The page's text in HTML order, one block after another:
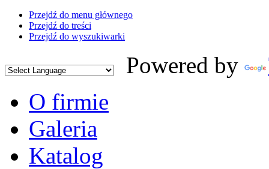
Przejdź do menu głównego
Przejdź do treści
Przejdź do wyszukiwarki
Powered by
O firmie
Galeria
Katalog